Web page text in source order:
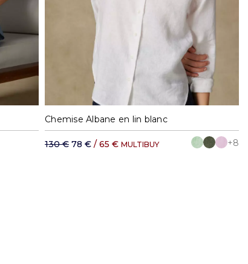
S M L
Chemise Albane en lin blanc
130 € 78 € / 65 € MULTIBUY +8